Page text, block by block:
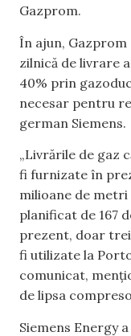
Gazprom.
În ajun,
zilnică de livrare
40% prin
necesar pentru
german Siemens.
„Livrările de gaz
fi furnizate în
milioane de metri
planificat de 167
prezent, doar
fi utilizate la
comunicat,
de lipsa
Siemens Energy